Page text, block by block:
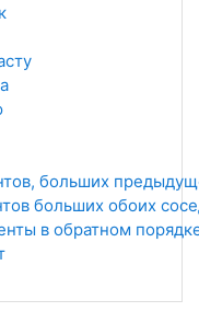
больших
больших обоих
в обратном